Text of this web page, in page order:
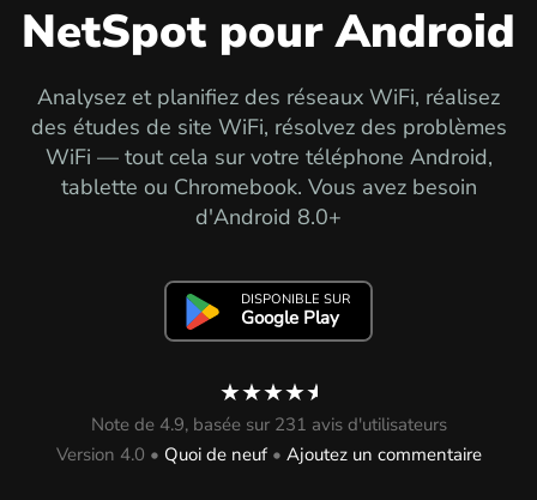
NetSpot pour Android
Analysez et planifiez des réseaux WiFi, réalisez
des études de site WiFi, résolvez des problèmes
WiFi — tout cela sur votre téléphone Android,
tablette ou Chromebook. Vous avez besoin
d'Android 8.0+
DISPONIBLE SUR
Google Play
★★★★★
Note de 4.9, basée sur 231 avis d'utilisateurs
Version 4.0 • Quoi de neuf• Ajoutez un commentaire